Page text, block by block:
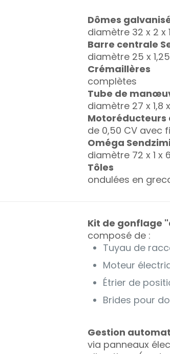
Dômes
diamètre 32 x 2 x
Barre centrale
diamètre 25 x
Crémaillères
complètes
Tube de
diamètre 27 x 1,8
Motoréducteurs
de 0,50 CV avec
Oméga
diamètre 72 x 1 x
Tôles
ondulées en
Kit de gonflage
composé de :
Tuyau de
Moteur
Étrier de
Brides pour
Gestion
via panneaux